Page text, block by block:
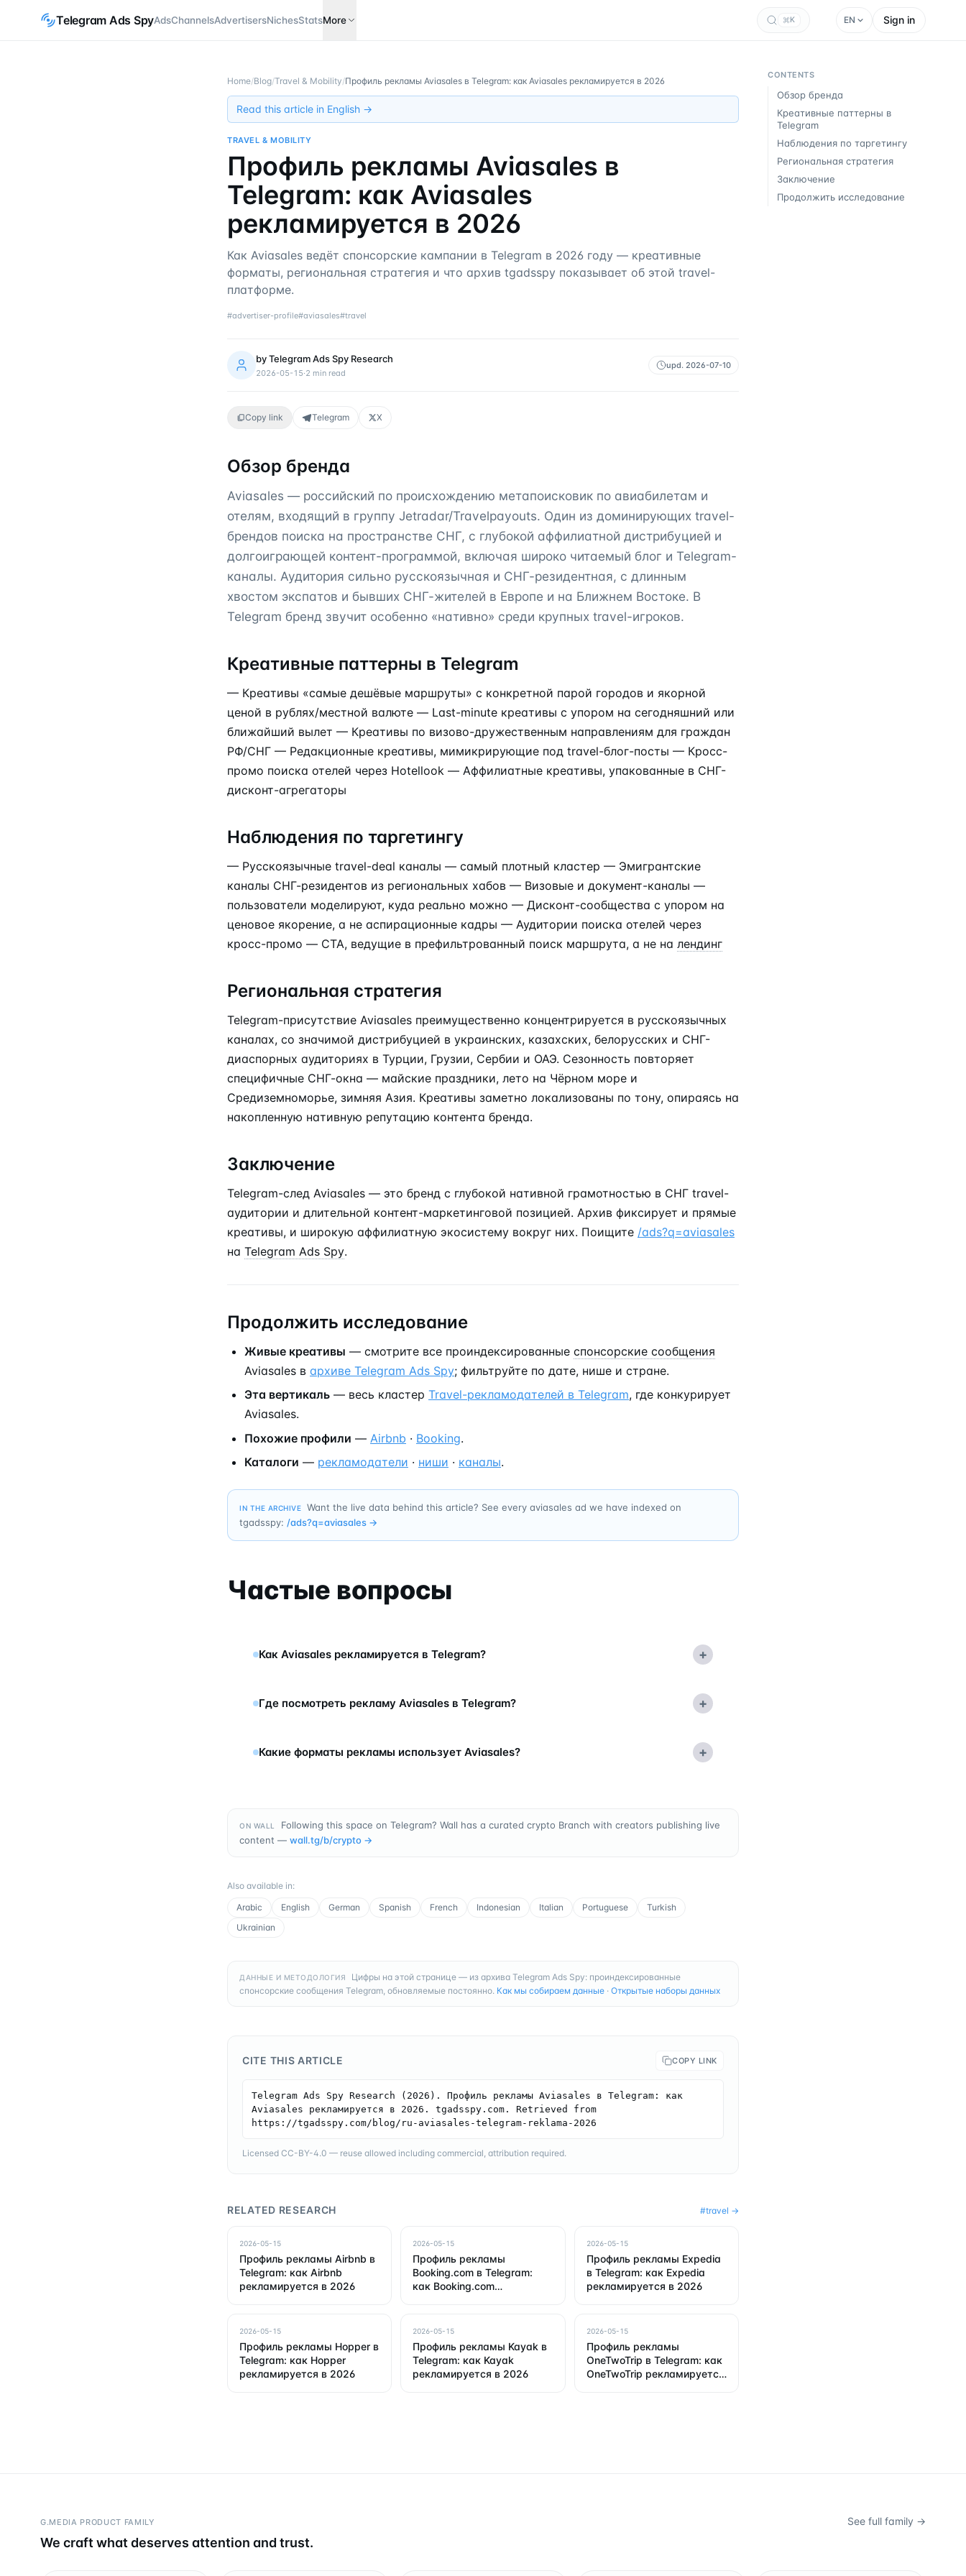
Telegram Ads SpyAdsChannelsAdvertisersNichesStatsMore K EN Sign in
Home/Blog/Travel & Mobility/Профиль рекламы Aviasales в Telegram: как Aviasales рекламируется в 2026
Read this article in English →
TRAVEL & MOBILITY
Профиль рекламы Aviasales в
Telegram: как Aviasales
рекламируется в 2026
Как Aviasales ведёт спонсорские кампании в Telegram в 2026 году — креативные
форматы, региональная стратегия и что архив tgadsspy показывает об этой travel-
платформе.
#advertiser-profile#aviasales#travel
byTelegram Ads Spy Research
2026-05-15·2 min read
upd. 2026-07-10
Copy link Telegram X
Обзор бренда
Aviasales — российский по происхождению метапоисковик по авиабилетам и
отелям, входящий в группу Jetradar/Travelpayouts. Один из доминирующих travel-
брендов поиска на пространстве СНГ, с глубокой аффилиатной дистрибуцией и
долгоиграющей контент-программой, включая широко читаемый блог и Telegram-
каналы. Аудитория сильно русскоязычная и СНГ-резидентная, с длинным
хвостом экспатов и бывших СНГ-жителей в Европе и на Ближнем Востоке. В
Telegram бренд звучит особенно «нативно» среди крупных travel-игроков.
Креативные паттерны в Telegram
— Креативы «самые дешёвые маршруты» с конкретной парой городов и якорной
ценой в рублях/местной валюте — Last-minute креативы с упором на сегодняшний или
ближайший вылет — Креативы по визово-дружественным направлениям для граждан
РФ/СНГ — Редакционные креативы, мимикрирующие под travel-блог-посты — Кросс-
промо поиска отелей через Hotellook — Аффилиатные креативы, упакованные в СНГ-
дисконт-агрегаторы
Наблюдения по таргетингу
— Русскоязычные travel-deal каналы — самый плотный кластер — Эмигрантские
каналы СНГ-резидентов из региональных хабов — Визовые и документ-каналы —
пользователи моделируют, куда реально можно — Дисконт-сообщества с упором на
ценовое якорение, а не аспирационные кадры — Аудитории поиска отелей через
кросс-промо — CTA, ведущие в префильтрованный поиск маршрута, а не на лендинг
Региональная стратегия
Telegram-присутствие Aviasales преимущественно концентрируется в русскоязычных
каналах, со значимой дистрибуцией в украинских, казахских, белорусских и СНГ-
диаспорных аудиториях в Турции, Грузии, Сербии и ОАЭ. Сезонность повторяет
специфичные СНГ-окна — майские праздники, лето на Чёрном море и
Средиземноморье, зимняя Азия. Креативы заметно локализованы по тону, опираясь на
накопленную нативную репутацию контента бренда.
Заключение
Telegram-след Aviasales — это бренд с глубокой нативной грамотностью в СНГ travel-
аудитории и длительной контент-маркетинговой позицией. Архив фиксирует и прямые
креативы, и широкую аффилиатную экосистему вокруг них. Поищите /ads?q=aviasales
на Telegram Ads Spy.
Продолжить исследование
Живые креативы — смотрите все проиндексированные спонсорские сообщения
Aviasales в архиве Telegram Ads Spy; фильтруйте по дате, нише и стране.
Эта вертикаль — весь кластер Travel-рекламодателей в Telegram, где конкурирует
Aviasales.
Похожие профили — Airbnb · Booking.
Каталоги — рекламодатели · ниши · каналы.
IN THE ARCHIVE
Want the live data behind this article? See every aviasales ad we have indexed on
tgadsspy: /ads?q=aviasales →
Частые вопросы
Как Aviasales рекламируется в Telegram? +
Где посмотреть рекламу Aviasales в Telegram? +
Какие форматы рекламы использует Aviasales? +
ON WALL
Following this space on Telegram? Wall has a curated crypto Branch with creators publishing live
content — wall.tg/b/crypto →
Also available in:
Arabic
English German Spanish French Indonesian Italian Portuguese
Turkish
Ukrainian
ДАННЫЕ И МЕТОДОЛОГИЯ
Цифры на этой странице — из архива Telegram Ads Spy: проиндексированные
спонсорские сообщения Telegram, обновляемые постоянно. Как мы собираем данные · Открытые наборы данных
CITE THIS ARTICLE COPY LINK
Telegram Ads Spy Research (2026). Профиль рекламы Aviasales в Telegram: как
Aviasales рекламируется в 2026. tgadsspy.com. Retrieved from
https://tgadsspy.com/blog/ru-aviasales-telegram-reklama-2026
Licensed CC-BY-4.0 — reuse allowed including commercial, attribution required.
RELATED RESEARCH #travel →
2026-05-15
Профиль рекламы Airbnb в
Telegram: как Airbnb
рекламируется в 2026
2026-05-15
Профиль рекламы
Booking.com в Telegram:
как Booking.com
2026-05-15
Профиль рекламы Expedia
в Telegram: как Expedia
рекламируется в 2026
2026-05-15
Профиль рекламы Hopper в
Telegram: как Hopper
рекламируется в 2026
2026-05-15
Профиль рекламы Kayak в
Telegram: как Kayak
рекламируется в 2026
2026-05-15
Профиль рекламы
OneTwoTrip в Telegram: как
OneTwoTrip рекламируется
CONTENTS
Обзор бренда
Креативные паттерны в
Telegram
Наблюдения по таргетингу
Региональная стратегия
Заключение
Продолжить исследование
G.MEDIA PRODUCT FAMILY
We craft what deserves attention and trust.
See full family →